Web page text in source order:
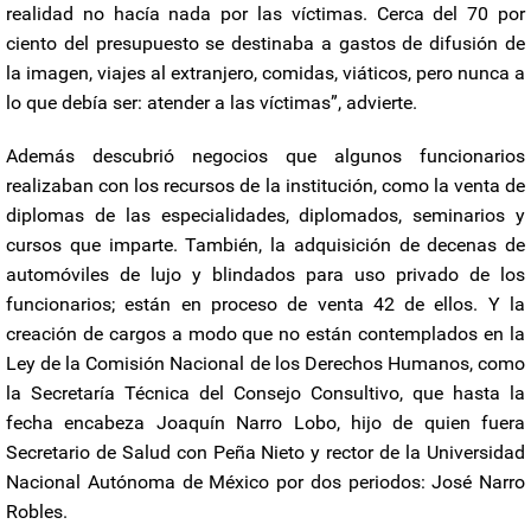
realidad no hacía nada por las víctimas. Cerca del 70 por
ciento del presupuesto se destinaba a gastos de difusión de
la imagen, viajes al extranjero, comidas, viáticos, pero nunca a
lo que debía ser: atender a las víctimas”, advierte.
Además descubrió negocios que algunos funcionarios
realizaban con los recursos de la institución, como la venta de
diplomas de las especialidades, diplomados, seminarios y
cursos que imparte. También, la adquisición de decenas de
automóviles de lujo y blindados para uso privado de los
funcionarios; están en proceso de venta 42 de ellos. Y la
creación de cargos a modo que no están contemplados en la
Ley de la Comisión Nacional de los Derechos Humanos, como
la Secretaría Técnica del Consejo Consultivo, que hasta la
fecha encabeza Joaquín Narro Lobo, hijo de quien fuera
Secretario de Salud con Peña Nieto y rector de la Universidad
Nacional Autónoma de México por dos periodos: José Narro
Robles.